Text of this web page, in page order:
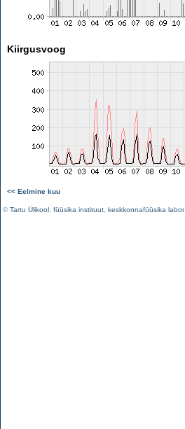
Kiirgusvoog
<< Eelmine kuu
©Tartu Ülikool füüsika instituut keskkonnafüüsika labor